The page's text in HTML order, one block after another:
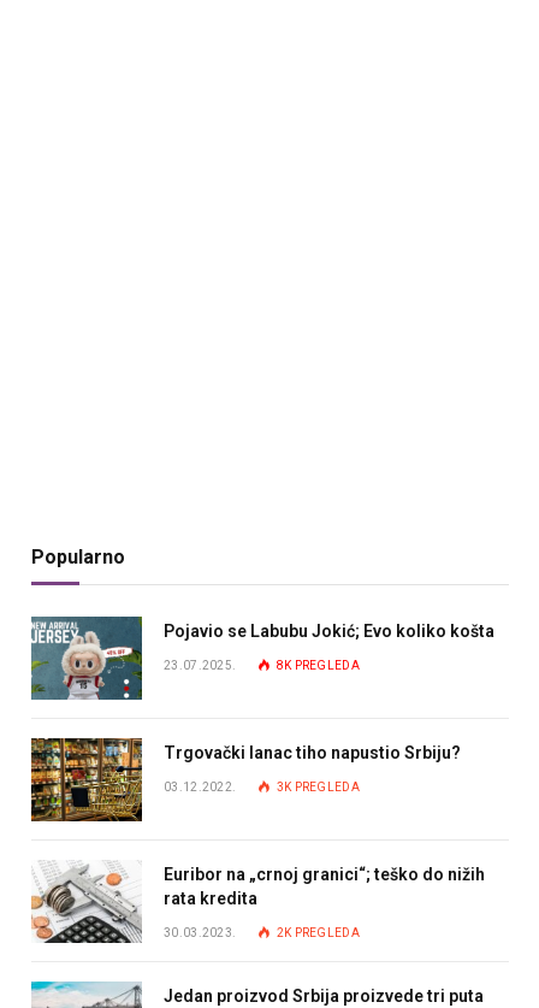
Popularno
Pojavio se Labubu Jokić; Evo koliko košta
23.07.2025. 8K PREGLEDA
Trgovački lanac tiho napustio Srbiju?
03.12.2022. 3K PREGLEDA
Euribor na „crnoj granici“; teško do nižih
rata kredita
30.03.2023. 2K PREGLEDA
Jedan proizvod Srbija proizvede tri puta